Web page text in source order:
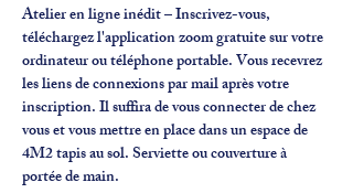
Atelier en ligne inédit – Inscrivez-vous,
téléchargez l'application zoom gratuite sur votre
ordinateur ou téléphone portable. Vous recevrez
les liens de connexions par mail après votre
inscription. Il suffira de vous connecter de chez
vous et vous mettre en place dans un espace de
4M2 tapis au sol. Serviette ou couverture à
portée de main.